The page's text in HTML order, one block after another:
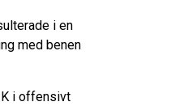
i en
med benen
i offensivt